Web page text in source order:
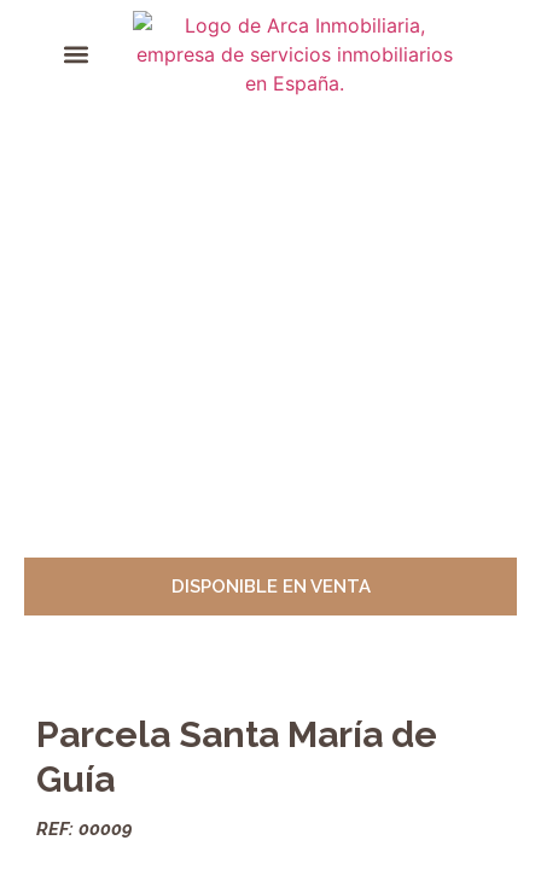
DISPONIBLE EN VENTA
Parcela Santa María de
Guía
REF: 00009